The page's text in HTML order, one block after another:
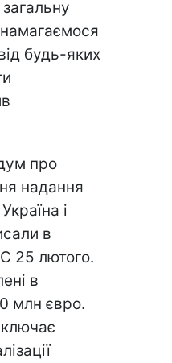
будь-яких
про
надання
і
в
25 лютого.
в
млн євро.